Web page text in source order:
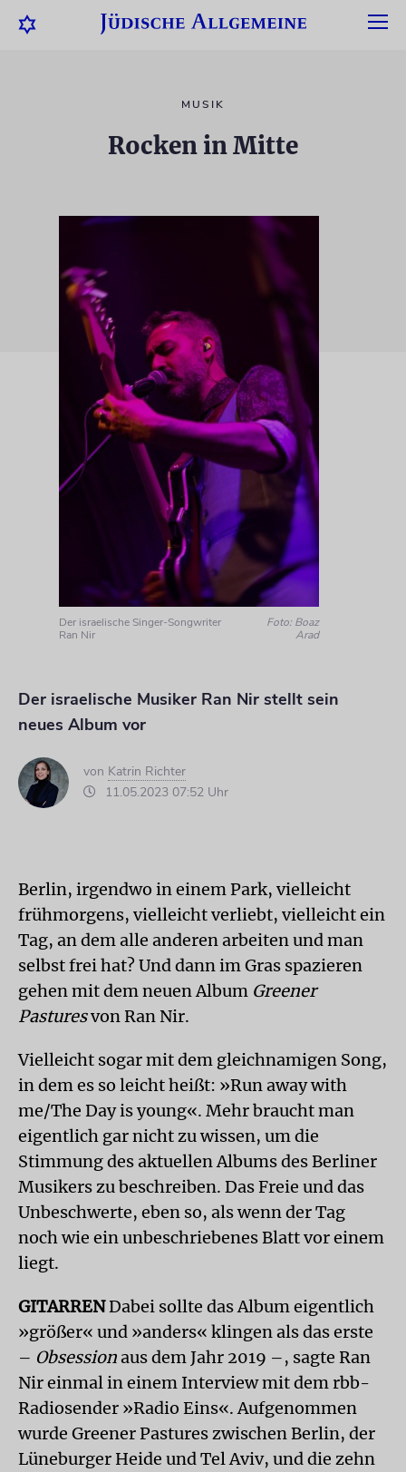
MUSIK
Rocken in Mitte
Der israelische Singer-Songwriter
Ran Nir
Foto: Boaz
Arad
Der israelische Musiker Ran Nir stellt sein
neues Album vor
von Katrin Richter
11.05.2023 07:52 Uhr
Berlin, irgendwo in einem Park, vielleicht
frühmorgens, vielleicht verliebt, vielleicht ein
Tag, an dem alle anderen arbeiten und man
selbst frei hat? Und dann im Gras spazieren
gehen mit dem neuen Album Greener
Pasturesvon Ran Nir.
Vielleicht sogar mit dem gleichnamigen Song,
in dem es so leicht heißt: »Run away with
me/The Day is young«. Mehr braucht man
eigentlich gar nicht zu wissen, um die
Stimmung des aktuellen Albums des Berliner
Musikers zu beschreiben. Das Freie und das
Unbeschwerte, eben so, als wenn der Tag
noch wie ein unbeschriebenes Blatt vor einem
liegt.
GITARRENDabei sollte das Album eigentlich
»größer« und »anders« klingen als das erste
– Obsessionaus dem Jahr 2019 –, sagte Ran
Nir einmal in einem Interview mit dem rbb-
Radiosender »Radio Eins«. Aufgenommen
wurde Greener Pastures zwischen Berlin, der
Lüneburger Heide und Tel Aviv, und die zehn